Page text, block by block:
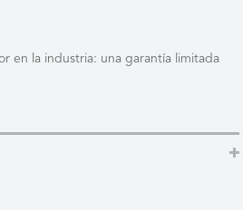
en la industria: una garantía limitada